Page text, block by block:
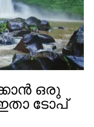
ഒരു
ടോപ്